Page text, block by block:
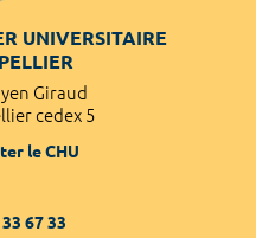
UNIVERSITAIRE
Giraud
cedex 5
le CHU
67 33